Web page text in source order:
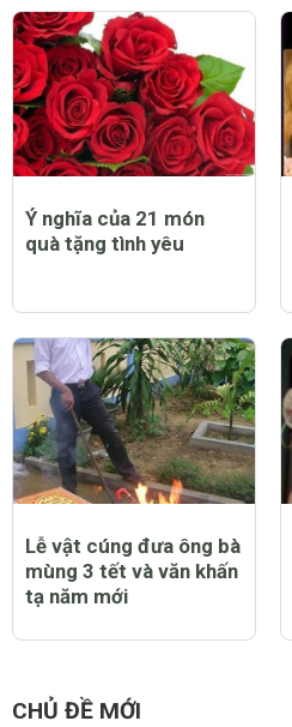
Ý nghĩa của 21 món
quà tặng tình yêu
Lễ vật cúng đưa ông bà
mùng 3 tết và văn khấn
tạ năm mới
CHỦ ĐỀ MỚI